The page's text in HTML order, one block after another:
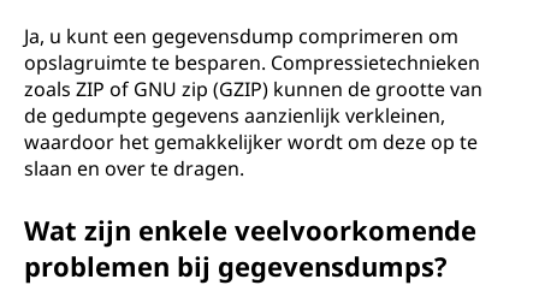
Ja, u kunt een gegevensdump comprimeren om
opslagruimte te besparen. Compressietechnieken
zoals ZIP of GNU zip (GZIP) kunnen de grootte van
de gedumpte gegevens aanzienlijk verkleinen,
waardoor het gemakkelijker wordt om deze op te
slaan en over te dragen.
Wat zijn enkele veelvoorkomende
problemen bij gegevensdumps?